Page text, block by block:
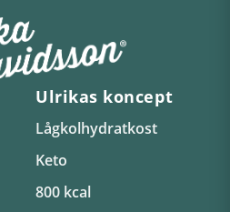
Ulrikas koncept
Lågkolhydratkost
Keto
800 kcal